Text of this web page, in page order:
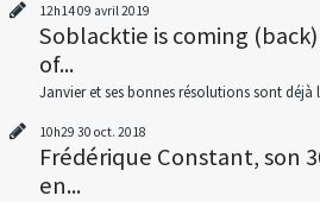
12h1409 avril 2019
Soblacktie is coming
of...
Janvier et ses bonnes résolutions sont déjà
10h29 30 oct. 2018
Frédérique Constant, son
en...